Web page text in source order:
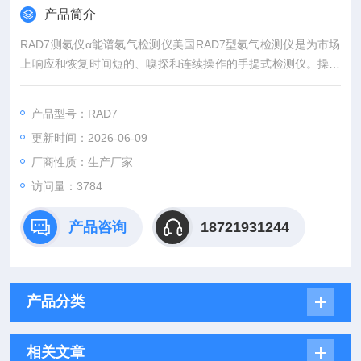
产品简介
RAD7测氡仪α能谱氡气检测仪美国RAD7型氡气检测仪是为市场
上响应和恢复时间短的、嗅探和连续操作的手提式检测仪。操作
简单，按微电脑的提示进行，以频谱曲线的形式显示所测的氡气
具型式批准证书。
产品型号：RAD7
更新时间：2026-06-09
厂商性质：生产厂家
访问量：3784
产品咨询 18721931244
产品分类
相关文章